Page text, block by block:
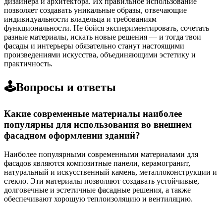
позволяет создавать уникальные образы, отвечающие
индивидуальности владельца и требованиям
функциональности. Не бойся экспериментировать, сочетать
разные материалы, искать новые решения — и тогда твои
фасады и интерьеры обязательно станут настоящими
произведениями искусства, объединяющими эстетику и
практичность.
🕹️Вопросы и ответы
Какие современные материалы наиболее
популярны для использования во внешнем
фасадном оформлении зданий?
Наиболее популярными современными материалами для
фасадов являются композитные панели, керамогранит,
натуральный и искусственный камень, металлоконструкции и
стекло. Эти материалы позволяют создавать устойчивые,
долговечные и эстетичные фасадные решения, а также
обеспечивают хорошую теплоизоляцию и вентиляцию.